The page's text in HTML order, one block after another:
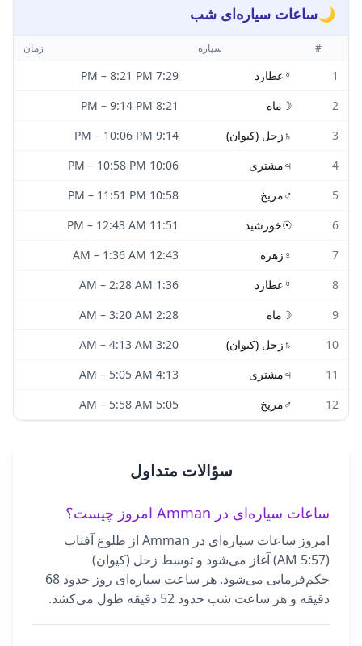
🌙ساعات سیاره‌ای شب
# سیاره زمان
1
☿ عطارد 7:29 PM
– 8:21 PM
2
☽ ماه 8:21 PM
– 9:14 PM
3
♄ زحل (کیوان) 9:14 PM
– 10:06 PM
4
♃مشتری 10:06 PM
– 10:58 PM
5
♂مریخ 10:58 PM
– 11:51 PM
6
☉خورشید 11:51 PM
– 12:43 AM
7
♀ زهره 12:43 AM
– 1:36 AM
8
☿ عطارد 1:36 AM
– 2:28 AM
9
☽ ماه 2:28 AM
– 3:20 AM
10
♄ زحل (کیوان) 3:20 AM
– 4:13 AM
11
♃مشتری 4:13 AM
– 5:05 AM
12
♂مریخ 5:05 AM
– 5:58 AM
سؤالات متداول
ساعات سیاره‌ای در Amman امروز چیست؟
امروز ساعات سیاره‌ای در Amman از طلوع آفتاب
(5:57 AM) آغاز می‌شود و توسط زحل (کیوان)
حکم‌فرمایی می‌شود. هر ساعت سیاره‌ای روز حدود 68
دقیقه و هر ساعت شب حدود 52 دقیقه طول می‌کشد.